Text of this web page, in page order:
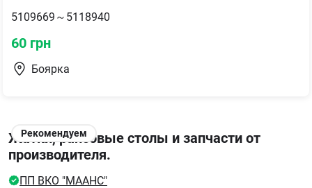
5109669～5118940
60 грн
Боярка
Рекомендуем
Жатки, рапсовые столы и запчасти от
производителя.
ПП ВКО "МААНС"